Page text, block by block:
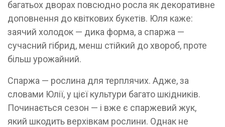
багатьох дворах повсюдно росла як декоративне
доповнення до квіткових букетів. Юля каже:
заячий холодок — дика форма, а спаржа —
сучасний гібрид, менш стійкий до хвороб, проте
більш урожайний.
Спаржа — рослина для терплячих. Адже, за
словами Юлії, у цієї культури багато шкідників.
Починається сезон — і вже є спаржевий жук,
який шкодить верхівкам рослини. Однак не